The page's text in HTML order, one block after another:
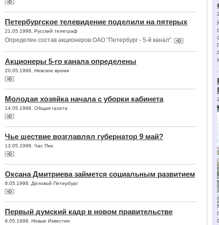
Петербургское телевидение поделили на пятерых
21.05.1998, Русский телеграф
Определен состав акционеров ОАО "Петербург - 5-й канал".
Акционеры 5-го канала определены
20.05.1998, Невское время
Молодая хозяйка начала с уборки кабинета
14.05.1998, Общая газета
Чье шествие возглавлял губернатор 9 май?
13.05.1998, Час Пик
Оксана Дмитриева займется социальным развитием
8.05.1998, Деловой Петербург
Первый думский кадр в новом правительстве
6.05.1998, Новые Известия